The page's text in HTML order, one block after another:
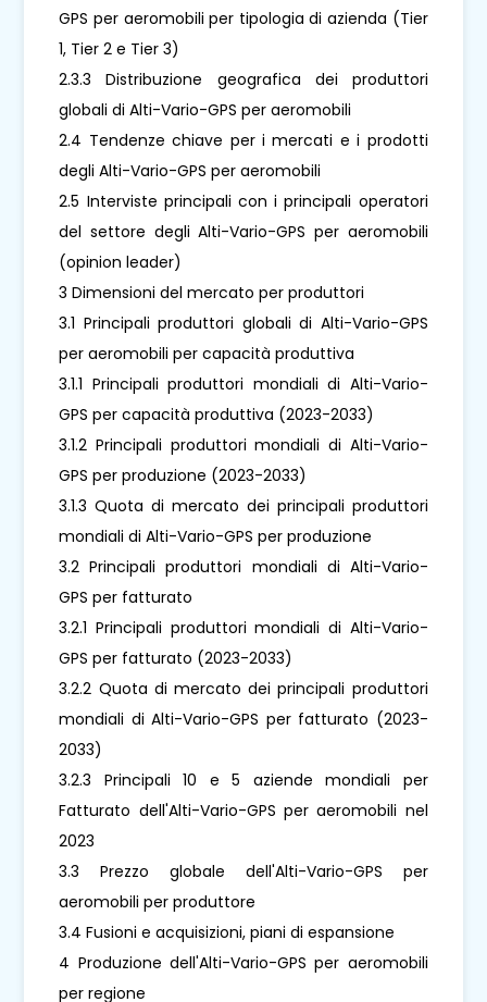
GPS per aeromobili per tipologia di azienda (Tier
1, Tier 2 e Tier 3)
2.3.3 Distribuzione geografica dei produttori
globali di Alti-Vario-GPS per aeromobili
2.4 Tendenze chiave per i mercati e i prodotti
degli Alti-Vario-GPS per aeromobili
2.5 Interviste principali con i principali operatori
del settore degli Alti-Vario-GPS per aeromobili
(opinion leader)
3 Dimensioni del mercato per produttori
3.1 Principali produttori globali di Alti-Vario-GPS
per aeromobili per capacità produttiva
3.1.1 Principali produttori mondiali di Alti-Vario-
GPS per capacità produttiva (2023-2033)
3.1.2 Principali produttori mondiali di Alti-Vario-
GPS per produzione (2023-2033)
3.1.3 Quota di mercato dei principali produttori
mondiali di Alti-Vario-GPS per produzione
3.2 Principali produttori mondiali di Alti-Vario-
GPS per fatturato
3.2.1 Principali produttori mondiali di Alti-Vario-
GPS per fatturato (2023-2033)
3.2.2 Quota di mercato dei principali produttori
mondiali di Alti-Vario-GPS per fatturato (2023-
2033)
3.2.3 Principali 10 e 5 aziende mondiali per
Fatturato dell'Alti-Vario-GPS per aeromobili nel
2023
3.3 Prezzo globale dell'Alti-Vario-GPS per
aeromobili per produttore
3.4 Fusioni e acquisizioni, piani di espansione
4 Produzione dell'Alti-Vario-GPS per aeromobili
per regione